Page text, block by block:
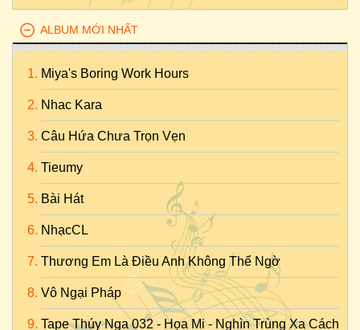
ALBUM MỚI NHẤT
Miya's Boring Work Hours
Nhac Kara
Câu Hứa Chưa Trọn Vẹn
Tieumy
Bài Hát
NhạcCL
Thương Em Là Điều Anh Không Thể Ngờ
Vô Ngại Pháp
Tape Thúy Nga 032 - Họa Mi - Nghìn Trùng Xa Cách